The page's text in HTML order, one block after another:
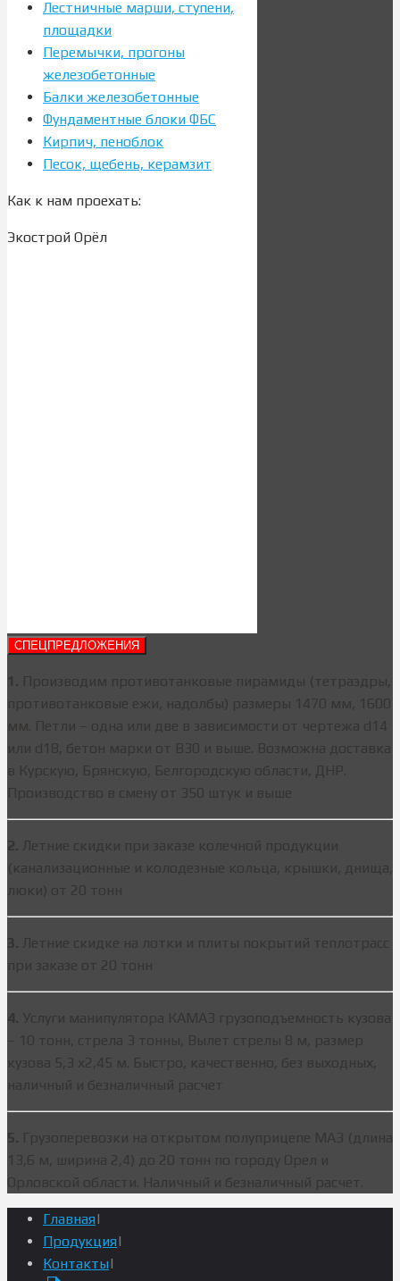
Лестничные марши, ступени,
площадки
Перемычки, прогоны
железобетонные
Балки железобетонные
Фундаментные блоки ФБС
Кирпич, пеноблок
Песок, щебень, керамзит
Как к нам проехать:
Экострой Орёл
СПЕЦПРЕДЛОЖЕНИЯ
Производим противотанковые пирамиды (тетраэдры,
противотанковые ежи, надолбы) размеры 1470 мм, 1600
мм. Петли – одна или две в зависимости от чертежа d14
или d18, бетон марки от В30 и выше. Возможна доставка
в Курскую, Брянскую, Белгородскую области, ДНР.
Производство в смену от 350 штук и выше
Летние скидки при заказе колечной продукции
(канализационные и колодезные кольца, крышки, днища,
люки) от 20 тонн
Летние скидке на лотки и плиты покрытий теплотрасс
при заказе от 20 тонн
4.
Услуги манипулятора КАМАЗ грузоподъемность кузова
– 10 тонн, стрела 3 тонны, Вылет стрелы 8 м, размер
кузова 5,3 х2,45 м. Быстро, качественно, без выходных,
наличный и безналичный расчет
5.
Грузоперевозки на открытом полуприцепе МАЗ (длина
13,6 м, ширина 2,4) до 20 тонн по городу Орел и
Орловской области. Наличный и безналичный расчет.
Главная|
Продукция|
Контакты|